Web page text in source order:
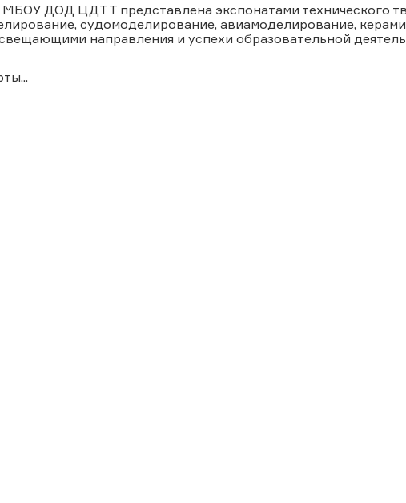
ДОД ЦДТТ представлена экспонатами технического
судомоделирование, авиамоделирование,
направления и успехи образовательной